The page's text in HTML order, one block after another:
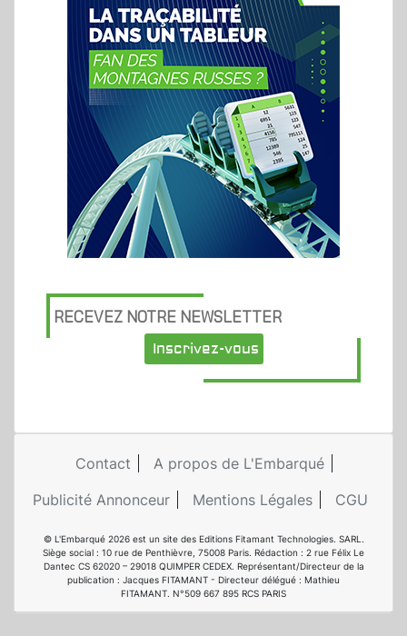
RECEVEZ NOTRE NEWSLETTER
Inscrivez-vous
Contact
A propos de L'Embarqué
Publicité Annonceur
Mentions Légales CGU
© L'Embarqué 2026 est un site des Editions Fitamant Technologies. SARL.
Siège social : 10 rue de Penthièvre, 75008 Paris. Rédaction : 2 rue Félix Le
Dantec CS 62020 – 29018 QUIMPER CEDEX. Représentant/Directeur de la
publication : Jacques FITAMANT - Directeur délégué : Mathieu
FITAMANT. N°509 667 895 RCS PARIS